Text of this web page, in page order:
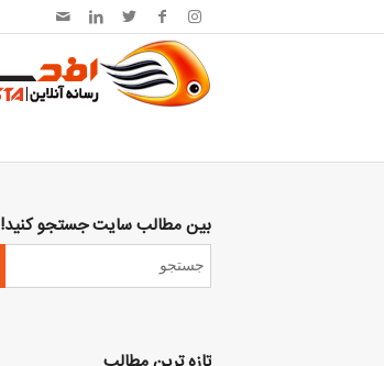
بین مطالب سایت جستجو کنید!